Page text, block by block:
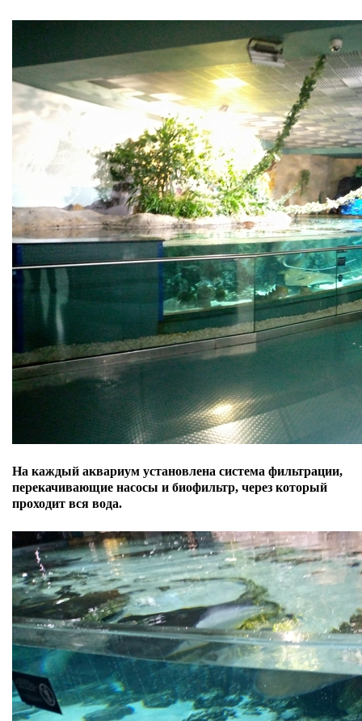
На каждый аквариум установлена система фильтрации,
перекачивающие насосы и биофильтр, через который
проходит вся вода.